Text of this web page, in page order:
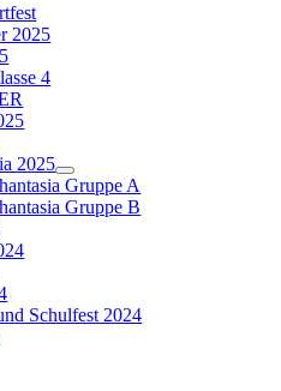
2025
4
2025
Gruppe A
Gruppe B
Schulfest 2024